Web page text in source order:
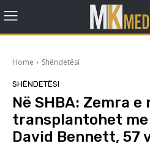
Home Shëndetësi
SHËNDETËSI
Në SHBA: Zemra
transplantohet
David Bennett, 57